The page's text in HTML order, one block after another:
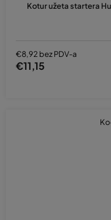
Kotur užeta startera
€8,92 bez PDV-a
€11,15